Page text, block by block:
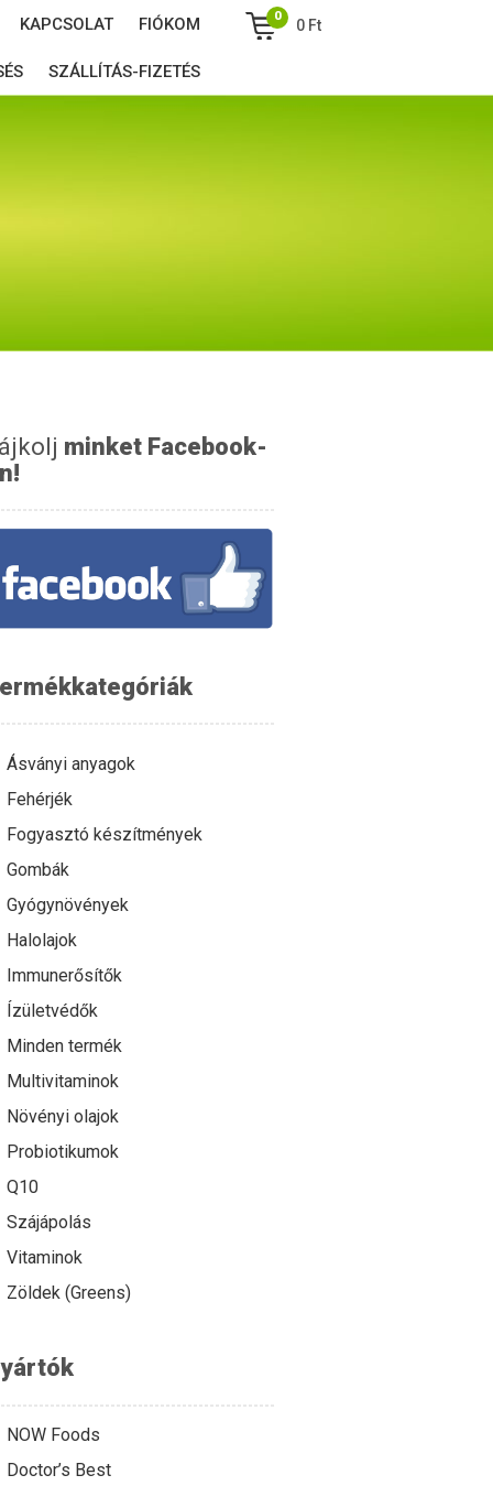
KAPCSOLAT FIÓKOM
SZÁLLÍTÁS-FIZETÉS
0
0 Ft
minket Facebook-
Ásványi anyagok
Fehérjék
Fogyasztó készítmények
Gombák
Gyógynövények
Halolajok
Immunerősítők
Ízületvédők
Minden termék
Multivitaminok
Növényi olajok
Probiotikumok
Q10
Szájápolás
Vitaminok
Zöldek (Greens)
NOW Foods
Doctor’s Best